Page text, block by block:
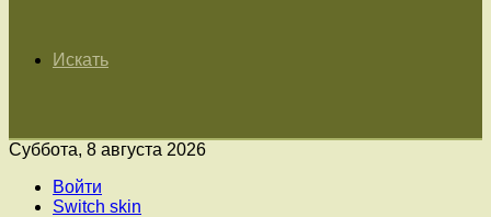
Искать
Суббота, 8 августа 2026
Войти
Switch skin